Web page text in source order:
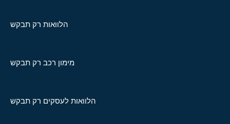
הלוואות רק תבקש
מימון רכב רק תבקש
הלוואות לעסקים רק תבקש